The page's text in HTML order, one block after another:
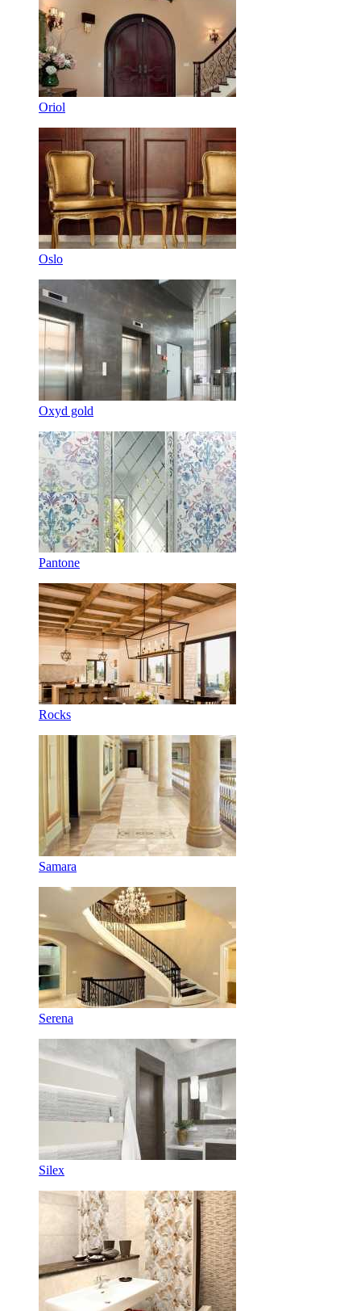
Oriol
Oslo
Oxyd gold
Pantone
Rocks
Samara
Serena
Silex